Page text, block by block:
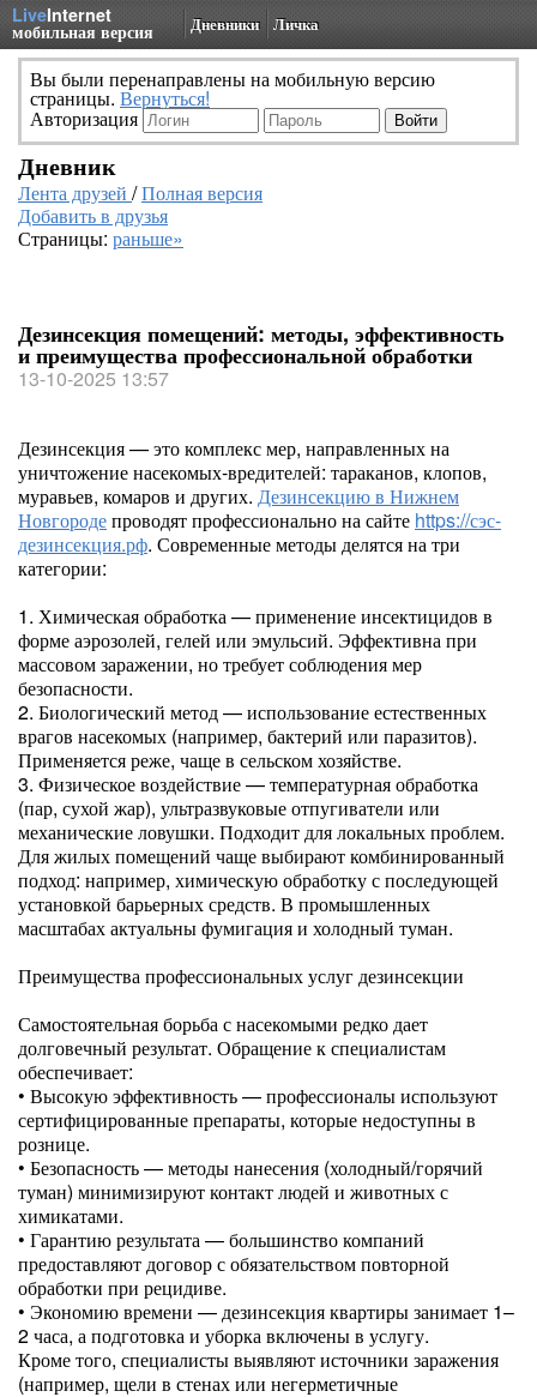
LiveInternet
мобильная версия Дневники Личка
Вы были перенаправлены на мобильную версию
страницы. Вернуться!
Авторизация
Дневник
Лента друзей /Полная версия
Добавить в друзья
Страницы: раньше»
Дезинсекция помещений: методы, эффективность
и преимущества профессиональной обработки
13-10-2025 13:57
Дезинсекция — это комплекс мер, направленных на
уничтожение насекомых-вредителей: тараканов, клопов,
муравьев, комаров и других. Дезинсекцию в Нижнем
Новгородепроводят профессионально на сайте https://сэс-
дезинсекция.рф. Современные методы делятся на три
категории:
1. Химическая обработка — применение инсектицидов в
форме аэрозолей, гелей или эмульсий. Эффективна при
массовом заражении, но требует соблюдения мер
безопасности.
2. Биологический метод — использование естественных
врагов насекомых (например, бактерий или паразитов).
Применяется реже, чаще в сельском хозяйстве.
3. Физическое воздействие — температурная обработка
(пар, сухой жар), ультразвуковые отпугиватели или
механические ловушки. Подходит для локальных проблем.
Для жилых помещений чаще выбирают комбинированный
подход: например, химическую обработку с последующей
установкой барьерных средств. В промышленных
масштабах актуальны фумигация и холодный туман.
Преимущества профессиональных услуг дезинсекции
Самостоятельная борьба с насекомыми редко дает
долговечный результат. Обращение к специалистам
обеспечивает:
• Высокую эффективность — профессионалы используют
сертифицированные препараты, которые недоступны в
рознице.
• Безопасность — методы нанесения (холодный/горячий
туман) минимизируют контакт людей и животных с
химикатами.
• Гарантию результата — большинство компаний
предоставляют договор с обязательством повторной
обработки при рецидиве.
• Экономию времени — дезинсекция квартиры занимает 1–
2 часа, а подготовка и уборка включены в услугу.
Кроме того, специалисты выявляют источники заражения
(например, щели в стенах или негерметичные